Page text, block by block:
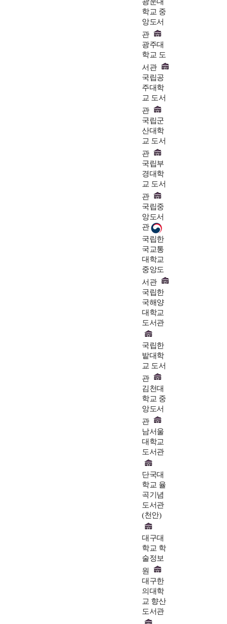
광운대
학교 중
앙도서
관
광주대
학교 도
서관
국립공
주대학
교 도서
관
국립군
산대학
교 도서
관
국립부
경대학
교 도서
관
국립중
앙도서
관
국립한
국교통
대학교
중앙도
서관
국립한
국해양
대학교
도서관
국립한
밭대학
교 도서
관
김천대
학교 중
앙도서
관
남서울
대학교
도서관
단국대
학교 율
곡기념
도서관
(천안)
대구대
학교 학
술정보
원
대구한
의대학
교 향산
도서관